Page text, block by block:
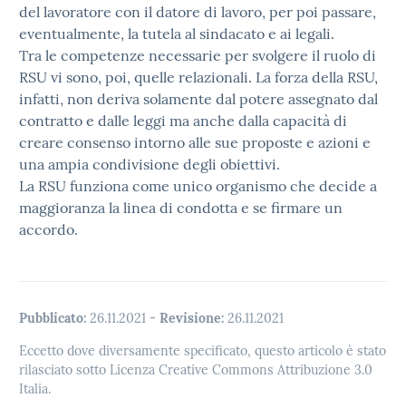
del lavoratore con il datore di lavoro, per poi passare,
eventualmente, la tutela al sindacato e ai legali.
Tra le competenze necessarie per svolgere il ruolo di
RSU vi sono, poi, quelle relazionali. La forza della RSU,
infatti, non deriva solamente dal potere assegnato dal
contratto e dalle leggi ma anche dalla capacità di
creare consenso intorno alle sue proposte e azioni e
una ampia condivisione degli obiettivi.
La RSU funziona come unico organismo che decide a
maggioranza la linea di condotta e se firmare un
accordo.
Pubblicato: 26.11.2021 - Revisione: 26.11.2021
Eccetto dove diversamente specificato, questo articolo è stato
rilasciato sotto Licenza Creative Commons Attribuzione 3.0
Italia.